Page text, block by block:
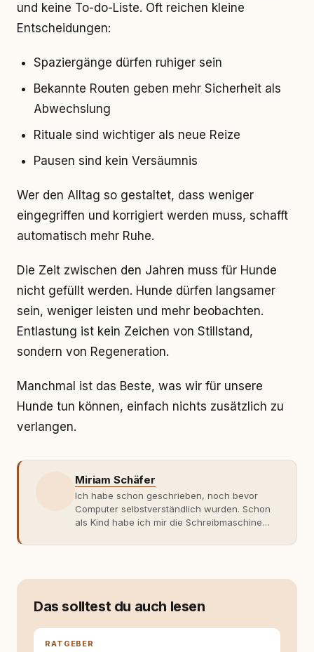
und keine To-do-Liste. Oft reichen kleine
Entscheidungen:
Spaziergänge dürfen ruhiger sein
Bekannte Routen geben mehr Sicherheit als
Abwechslung
Rituale sind wichtiger als neue Reize
Pausen sind kein Versäumnis
Wer den Alltag so gestaltet, dass weniger
eingegriffen und korrigiert werden muss, schafft
automatisch mehr Ruhe.
Die Zeit zwischen den Jahren muss für Hunde
nicht gefüllt werden. Hunde dürfen langsamer
sein, weniger leisten und mehr beobachten.
Entlastung ist kein Zeichen von Stillstand,
sondern von Regeneration.
Manchmal ist das Beste, was wir für unsere
Hunde tun können, einfach nichts zusätzlich zu
verlangen.
Miriam Schäfer
Ich habe schon geschrieben, noch bevor
Computer selbstverständlich wurden. Schon
als Kind habe ich mir die Schreibmaschine
getippt: Geschichten, Beobachtungen,
weniger guten Erfahrungen. Umso mehr hat
erlebt habe, wie verantwortungsvoll und
bewusst gute Hundehaltung funktionieren
Das solltest du auch lesen
RATGEBER